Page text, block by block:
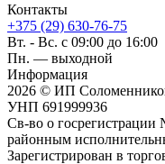
Контакты
+375 (29) 630-76-75
Вт. - Вс. с 09:00 до 16:00
Пн. — выходной
Информация
2026 © ИП
УНП 691999936
Св-во о
районным
Зарегистрирован в